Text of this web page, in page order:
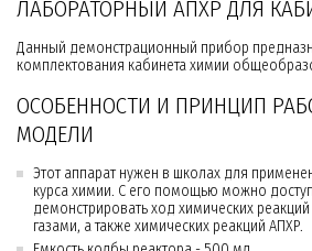
ЛАБОРАТОРНЫЙ АПХР ДЛЯ
Данный демонстрационный прибор
комплектования кабинета химии
ОСОБЕННОСТИ И ПРИНЦИП
МОДЕЛИ
Этот аппарат нужен в школах для
курса химии. С его помощью можно
демонстрировать ход химических
газами, а также химических реакций АПХР.